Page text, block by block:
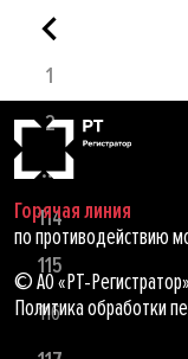
1
2
...
114
115
116
Горячая линия
по противодействию
© АО «РТ-
Политика обработки